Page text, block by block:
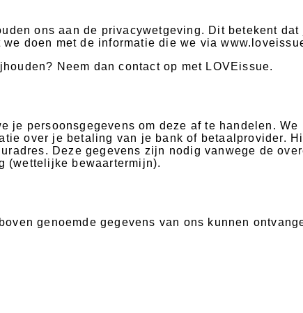
ons aan de privacywetgeving. Dit betekent
doen met de informatie die we via
Neem dan contact op met LOVEissue.
je persoonsgegevens om deze af te handelen.
over je betaling van je bank of betaalprovider.
Deze gegevens zijn nodig vanwege de
(wettelijke bewaartermijn).
genoemde gegevens van ons kunnen